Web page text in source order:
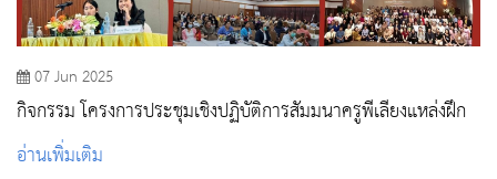
07 Jun 2025
กิจกรรม โครงการประชุมเชิงปฏิบัติการสัมมนาครูพี่เลี้ยงแหล่งฝึก
อ่านเพิ่มเติม